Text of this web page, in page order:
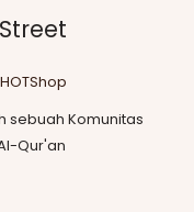
sebuah Komunitas
Qur'an